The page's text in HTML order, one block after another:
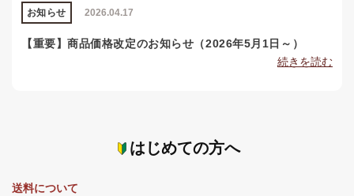
2026.04.17
お知らせ
【重要】商品価格改定のお知らせ（2026年5月1日～）
続きを読む
はじめての方へ
送料について